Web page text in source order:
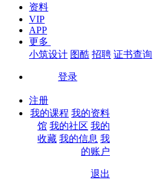
资料
VIP
APP
更多
小筑设计 图酷 招聘 证书查询
登录
注册
我的课程 我的资料
馆 我的社区 我的
收藏 我的信息 我
的账户
退出